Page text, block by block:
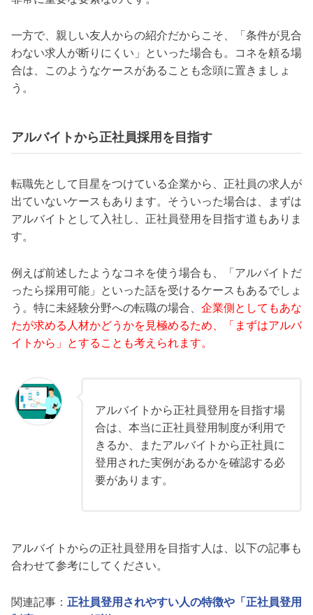
一方で、親しい友人からの紹介だからこそ、「条件が見合
わない求人が断りにくい」といった場合も。コネを頼る場
合は、このようなケースがあることも念頭に置きましょ
う。
アルバイトから正社員採用を目指す
転職先として目星をつけている企業から、正社員の求人が
出ていないケースもあります。そういった場合は、まずは
アルバイトとして入社し、正社員登用を目指す道もありま
す。
例えば前述したようなコネを使う場合も、「アルバイトだ
ったら採用可能」といった話を受けるケースもあるでしょ
う。特に未経験分野への転職の場合、 企業側としてもあな
たが求める人材かどうかを見極めるため、「まずはアルバ
イトから」とすることも考えられます。
アルバイトから正社員登用を目指す場
合は、本当に正社員登用制度が利用で
きるか、またアルバイトから正社員に
登用された実例があるかを確認する必
要があります。
アルバイトからの正社員登用を目指す人は、以下の記事も
合わせて参考にしてください。
関連記事： 正社員登用されやすい人の特徴や「正社員登用